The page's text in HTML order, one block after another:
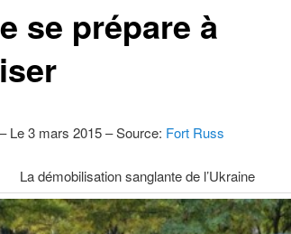
se prépare à
Le 3 mars 2015 – Source: Fort Russ
La démobilisation sanglante de l’Ukraine